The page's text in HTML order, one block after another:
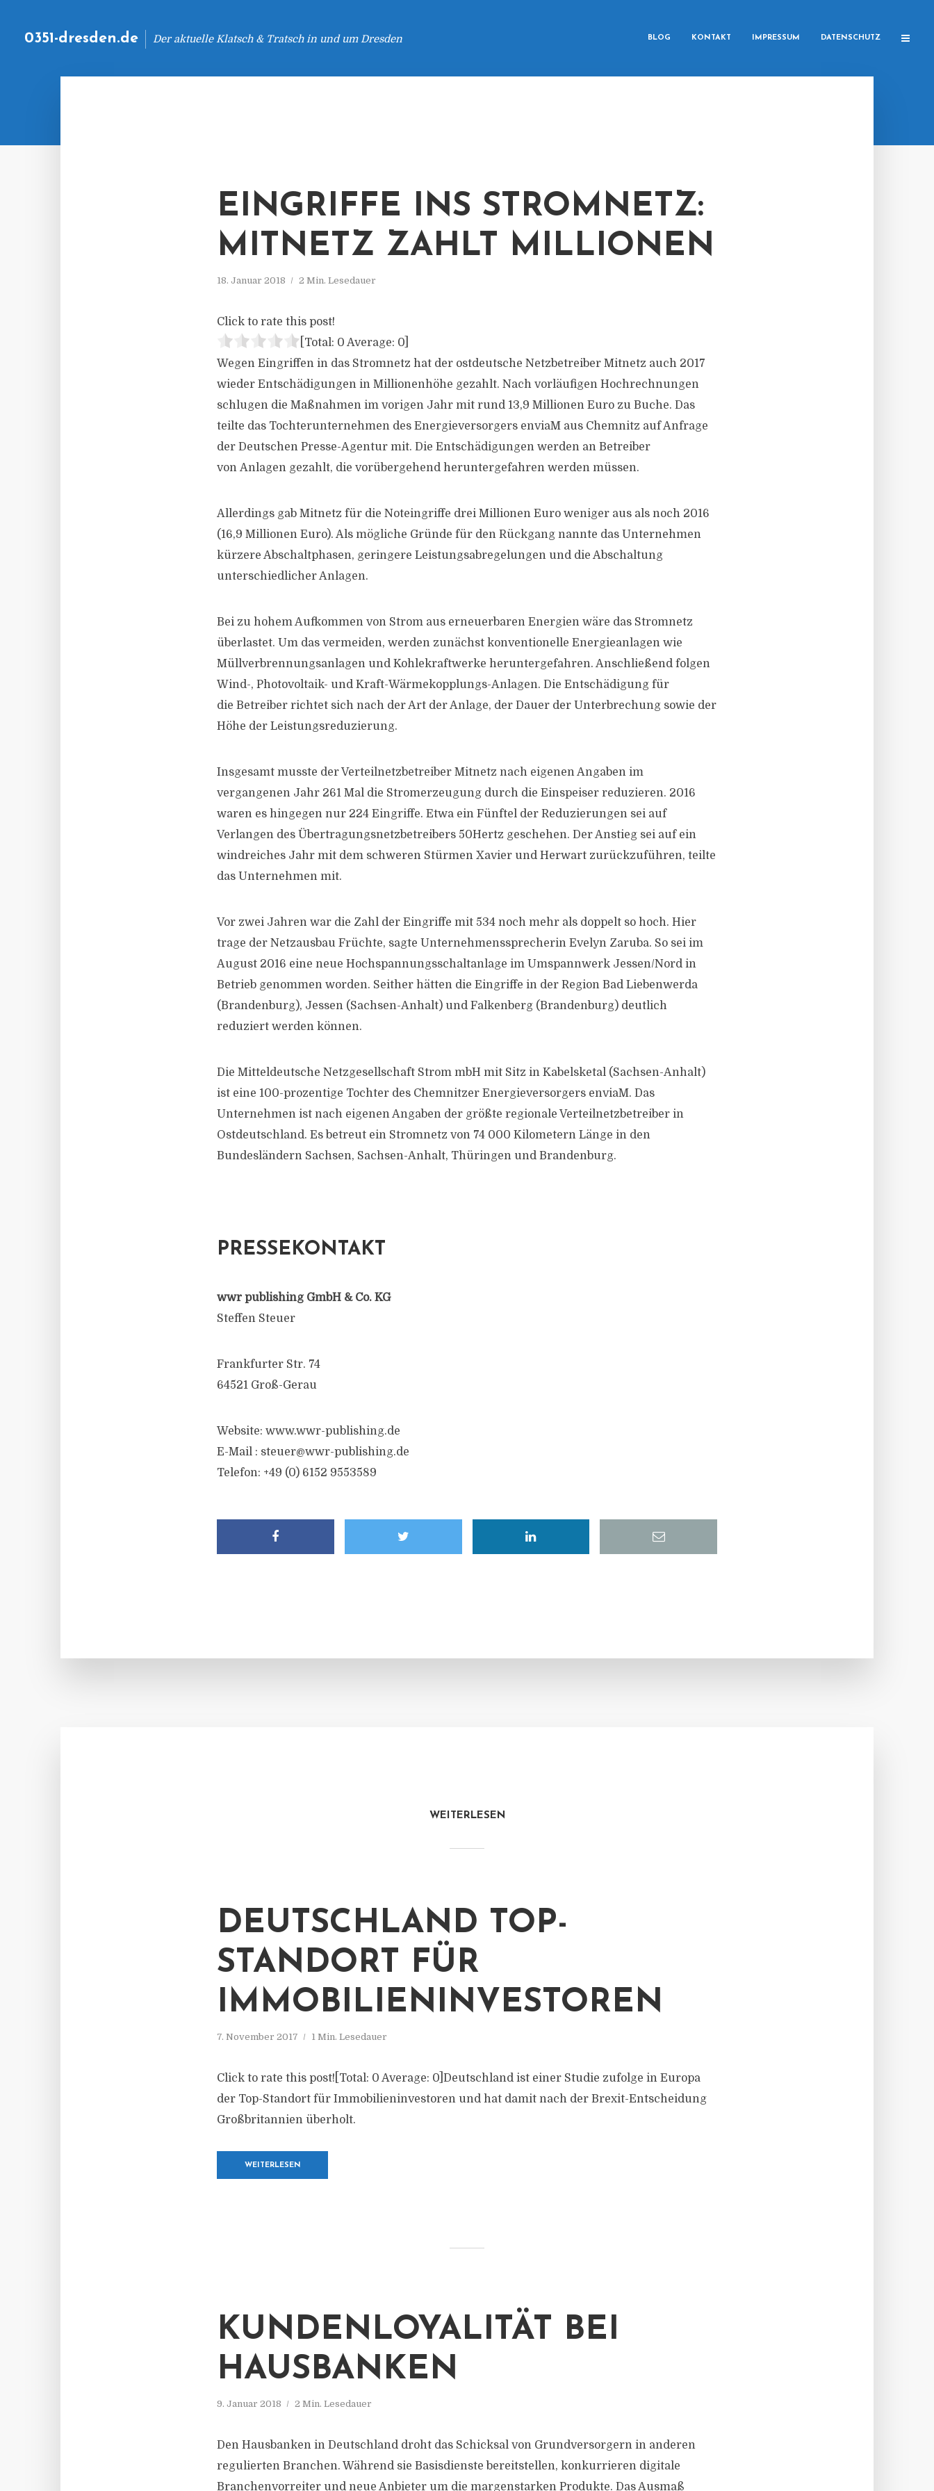
0351-dresden.de Der aktuelle Klatsch & Tratsch in und um Dresden BLOG KONTAKT IMPRESSUM DATENSCHUTZ
EINGRIFFE INS STROMNETZ:
MITNETZ ZAHLT MILLIONEN
18. Januar 2018 2 Min. Lesedauer
Click to rate this post!
[Total: 0 Average: 0
Wegen Eingriffen in das Stromnetz hat der ostdeutsche Netzbetreiber Mitnetz auch 2017
wieder Entschädigungen in Millionenhöhe gezahlt. Nach vorläufigen Hochrechnungen
schlugen die Maßnahmen im vorigen Jahr mit rund 13,9 Millionen Euro zu Buche. Das
teilte das Tochterunternehmen des Energieversorgers enviaM aus Chemnitz auf Anfrage
der Deutschen Presse-Agentur mit. Die Entschädigungen werden an Betreiber
von Anlagen gezahlt, die vorübergehend heruntergefahren werden müssen.
Allerdings gab Mitnetz für die Noteingriffe drei Millionen Euro weniger aus als noch 2016
(16,9 Millionen Euro). Als mögliche Gründe für den Rückgang nannte das Unternehmen
kürzere Abschaltphasen, geringere Leistungsabregelungen und die Abschaltung
unterschiedlicher Anlagen.
Bei zu hohem Aufkommen von Strom aus erneuerbaren Energien wäre das Stromnetz
überlastet. Um das vermeiden, werden zunächst konventionelle Energieanlagen wie
Müllverbrennungsanlagen und Kohlekraftwerke heruntergefahren. Anschließend folgen
Wind-, Photovoltaik- und Kraft-Wärmekopplungs-Anlagen. Die Entschädigung für
die Betreiber richtet sich nach der Art der Anlage, der Dauer der Unterbrechung sowie der
Höhe der Leistungsreduzierung.
Insgesamt musste der Verteilnetzbetreiber Mitnetz nach eigenen Angaben im
vergangenen Jahr 261 Mal die Stromerzeugung durch die Einspeiser reduzieren. 2016
waren es hingegen nur 224 Eingriffe. Etwa ein Fünftel der Reduzierungen sei auf
Verlangen des Übertragungsnetzbetreibers 50Hertz geschehen. Der Anstieg sei auf ein
windreiches Jahr mit dem schweren Stürmen Xavier und Herwart zurückzuführen, teilte
das Unternehmen mit.
Vor zwei Jahren war die Zahl der Eingriffe mit 534 noch mehr als doppelt so hoch. Hier
trage der Netzausbau Früchte, sagte Unternehmenssprecherin Evelyn Zaruba. So sei im
August 2016 eine neue Hochspannungsschaltanlage im Umspannwerk Jessen/Nord in
Betrieb genommen worden. Seither hätten die Eingriffe in der Region Bad Liebenwerda
(Brandenburg), Jessen (Sachsen-Anhalt) und Falkenberg (Brandenburg) deutlich
reduziert werden können.
Die Mitteldeutsche Netzgesellschaft Strom mbH mit Sitz in Kabelsketal (Sachsen-Anhalt)
ist eine 100-prozentige Tochter des Chemnitzer Energieversorgers enviaM. Das
Unternehmen ist nach eigenen Angaben der größte regionale Verteilnetzbetreiber in
Ostdeutschland. Es betreut ein Stromnetz von 74 000 Kilometern Länge in den
Bundesländern Sachsen, Sachsen-Anhalt, Thüringen und Brandenburg.
PRESSEKONTAKT
wwr publishing GmbH & Co. KG
Steffen Steuer
Frankfurter Str. 74
64521 Groß-Gerau
Website: www.wwr-publishing.de
E-Mail : steuer@wwr-publishing.de
Telefon: +49 (0) 6152 9553589
WEITERLESEN
DEUTSCHLAND TOP-
STANDORT FÜR
IMMOBILIENINVESTOREN
7. November 2017 1 Min. Lesedauer
Click to rate this post![Total: 0 Average: 0]Deutschland ist einer Studie zufolge in Europa
der Top-Standort für Immobilieninvestoren und hat damit nach der Brexit-Entscheidung
Großbritannien überholt.
WEITERLESEN
KUNDENLOYALITÄT BEI
HAUSBANKEN
9. Januar 2018 2 Min. Lesedauer
Den Hausbanken in Deutschland droht das Schicksal von Grundversorgern in anderen
regulierten Branchen. Während sie Basisdienste bereitstellen, konkurrieren digitale
Branchenvorreiter und neue Anbieter um die margenstarken Produkte. Das Ausmaß